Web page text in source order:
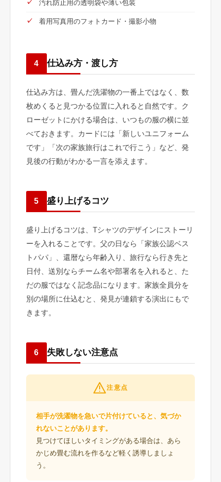
汚れ防止用の透明袋や薄い包装
着用写真用のフォトカード・撮影小物
4 仕込み方・渡し方
仕込み方は、畳んだ洗濯物の一番上ではなく、数
枚めくると見つかる位置に入れると自然です。ク
ローゼットにかける場合は、いつもの服の横に並
べておきます。カードには「新しいユニフォーム
です」「次の家族旅行はこれで行こう」など、発
見後の行動がわかる一言を添えます。
5 盛り上げるコツ
盛り上げるコツは、Tシャツのデザインにストーリ
ーを入れることです。父の日なら「家族公認ベス
トパパ」、還暦なら年齢入り、旅行なら行き先と
日付、送別ならチーム名や部署名を入れると、た
だの服ではなく記念品になります。家族全員分を
別の場所に仕込むと、発見が連鎖する演出にもで
きます。
6 失敗しない注意点
注意点
相手が洗濯物を急いで片付けていると、気づか
れないことがあります。
見つけてほしいタイミングがある場合は、あら
かじめ畳む流れを作るなど軽く誘導しましょ
う。